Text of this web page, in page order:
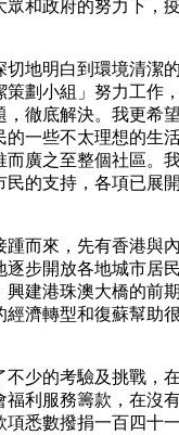
和政府的努力下，
地明白到環境清潔
策劃小組」努力工作
徹底解決。我更希
一些不太理想的生
廣之至整個社區。
的支持，各項已展
而來，先有香港與
步開放各地城市居
建港珠澳大橋的前
經濟轉型和復蘇幫助
少的考驗及挑戰，
利服務籌款，在沒
悉數撥捐一百四十